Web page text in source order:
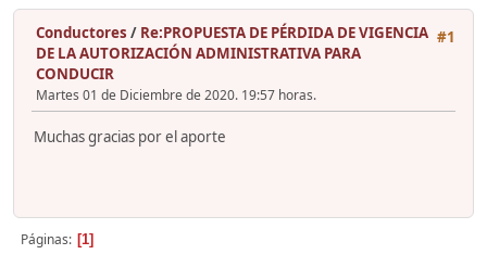
#1
Conductores / Re:PROPUESTA DE PÉRDIDA DE VIGENCIA
DE LA AUTORIZACIÓN ADMINISTRATIVA PARA
CONDUCIR
Martes 01 de Diciembre de 2020. 19:57 horas.
Muchas gracias por el aporte
Páginas 1